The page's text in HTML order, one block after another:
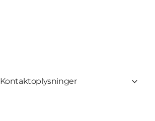
Kontaktoplysninger